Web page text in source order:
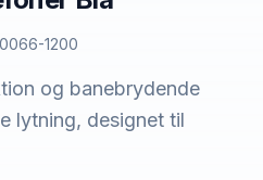
1200
og banebrydende
lytning, designet til